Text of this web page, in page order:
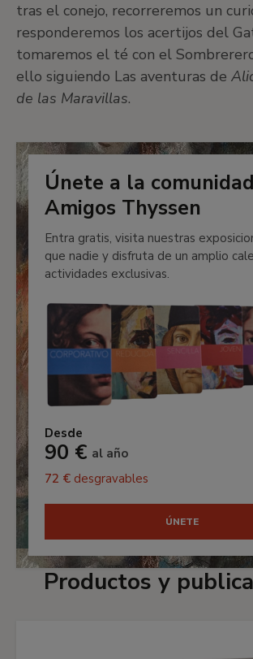
tras el conejo, recorreremos un
responderemos los acertijos del
tomaremos el té con el
ello siguiendo Las aventuras de
de las Maravillas.
Únete a la
Amigos Thyssen
Entra gratis, visita nuestras
que nadie y disfruta de un amplio
actividades exclusivas.
Desde
90 € al año
72 € desgravables
ÚNETE
Productos y